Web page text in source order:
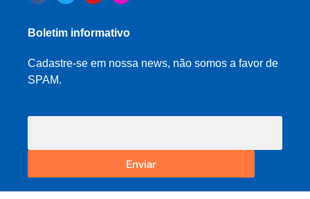
Boletim informativo
Cadastre-se em nossa news, não somos a favor de
SPAM.
Enviar